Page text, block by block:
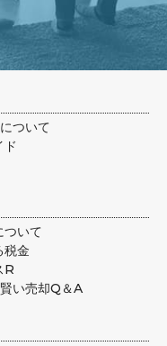
ついて
ド
ついて
税金
R
賢い売却Q＆A